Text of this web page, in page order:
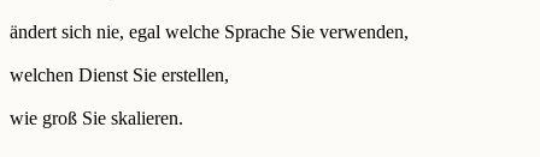
ändert sich nie, egal welche Sprache Sie verwenden,
welchen Dienst Sie erstellen,
wie groß Sie skalieren.